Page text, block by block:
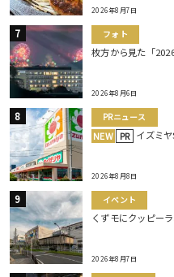
2026年8月7日
フォト
枚方から見た「
2026年8月6日
PRニュース
NEW PR イズミ
2026年8月8日
イベント
くずモにクッピー
2026年8月7日